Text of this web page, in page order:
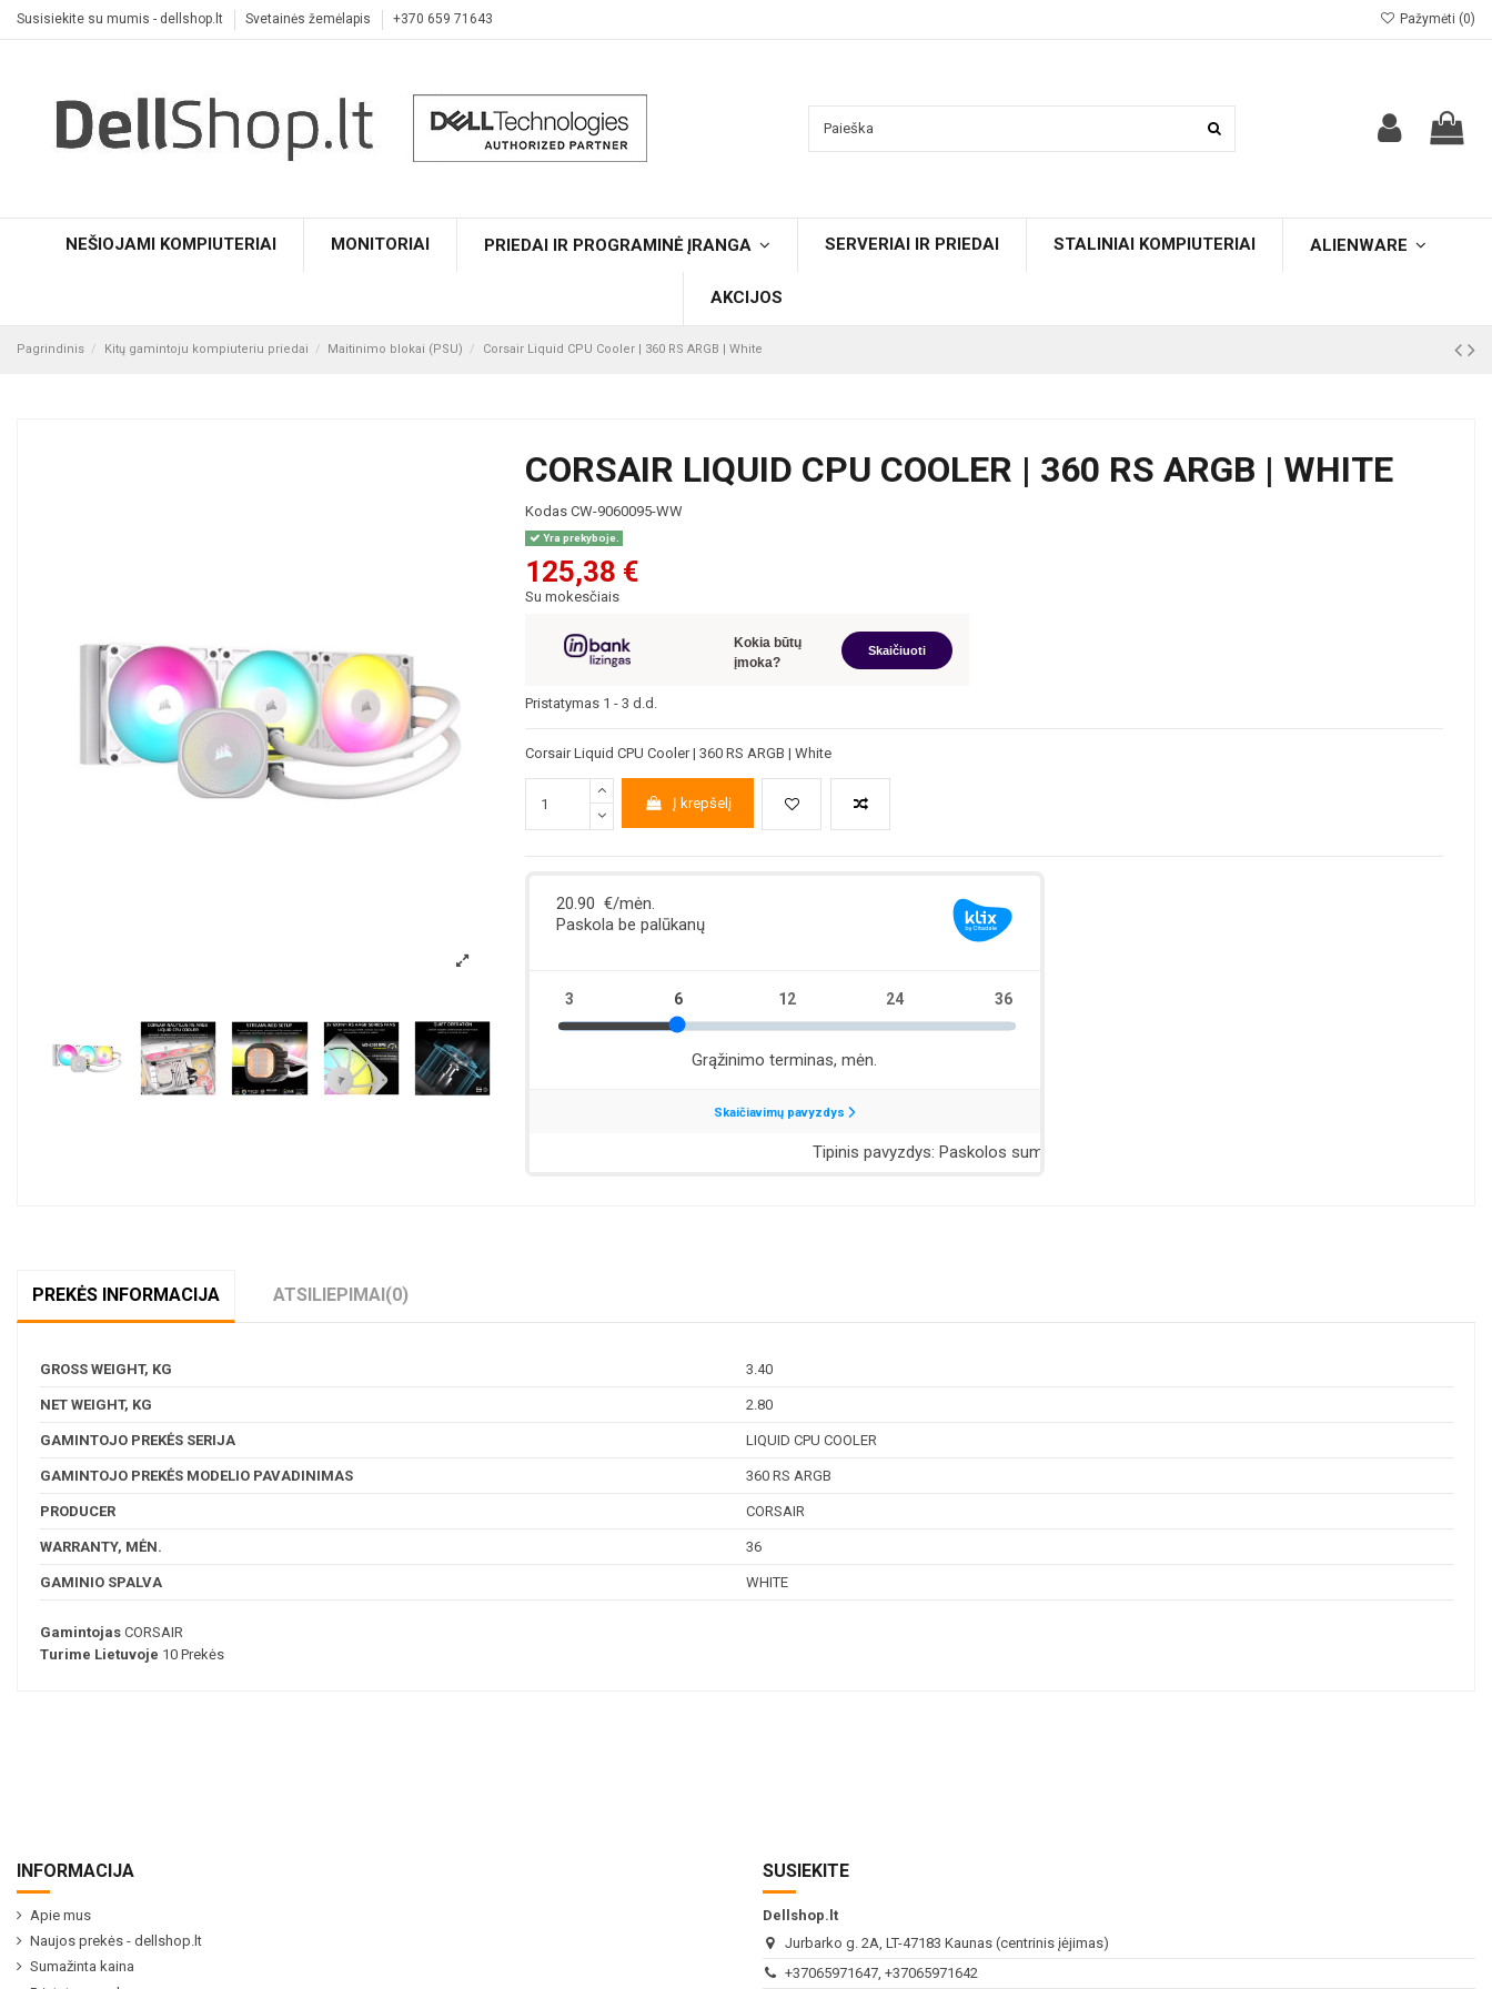
Susisiekite su mumis - dellshop.lt Svetainės žemėlapis +370 659 71643 Pažymėti (0)
NEŠIOJAMI KOMPIUTERIAI MONITORIAI PRIEDAI IR PROGRAMINĖ ĮRANGA SERVERIAI IR PRIEDAI STALINIAI KOMPIUTERIAI ALIENWARE
AKCIJOS
Pagrindinis Kitų gamintoju kompiuteriu priedai Maitinimo blokai (PSU) Corsair Liquid CPU Cooler | 360 RS ARGB | White
CORSAIR LIQUID CPU COOLER | 360 RS ARGB | WHITE
Kodas CW-9060095-WW
Yra prekyboje.
125,38 €
Su mokesčiais
Kokia būtų
įmoka?
Skaičiuoti
Pristatymas 1 - 3 d.d.
Corsair Liquid CPU Cooler | 360 RS ARGB | White
Į krepšelį
PREKĖS INFORMACIJA ATSILIEPIMAI (0)
GROSS WEIGHT, KG 3.40
NET WEIGHT, KG 2.80
GAMINTOJO PREKĖS SERIJA LIQUID CPU COOLER
GAMINTOJO PREKĖS MODELIO PAVADINIMAS 360 RS ARGB
PRODUCER CORSAIR
WARRANTY, MĖN. 36
GAMINIO SPALVA WHITE
Gamintojas CORSAIR
Turime Lietuvoje 10 Prekės
INFORMACIJA
Apie mus
Naujos prekės - dellshop.lt
Sumažinta kaina
SUSIEKITE
Dellshop.lt
Jurbarko g. 2A, LT-47183 Kaunas (centrinis įėjimas)
+37065971647, +37065971642